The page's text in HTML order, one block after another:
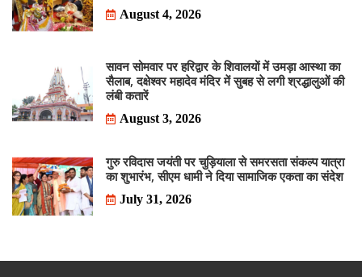
August 4, 2026
सावन सोमवार पर हरिद्वार के शिवालयों में उमड़ा आस्था का
सैलाब, दक्षेश्वर महादेव मंदिर में सुबह से लगी श्रद्धालुओं की
लंबी कतारें
August 3, 2026
गुरु रविदास जयंती पर चुड़ियाला से समरसता संकल्प यात्रा
का शुभारंभ, सीएम धामी ने दिया सामाजिक एकता का संदेश
July 31, 2026